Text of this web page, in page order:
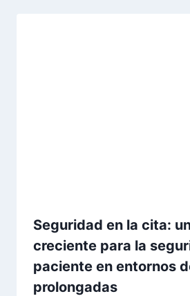
Seguridad en la cita:
creciente para la
paciente en entornos
prolongadas